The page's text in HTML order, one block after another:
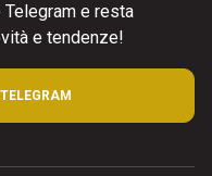
e resta
e tendenze!